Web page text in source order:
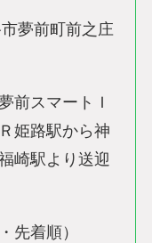
夢前町前之庄
前スマートＩ
姫路駅から神
崎駅より送迎
先着順）